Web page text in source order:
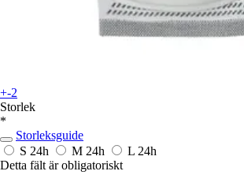
+-2
Storlek
*
Storleksguide
S 24h M 24h L 24h
Detta fält är obligatoriskt